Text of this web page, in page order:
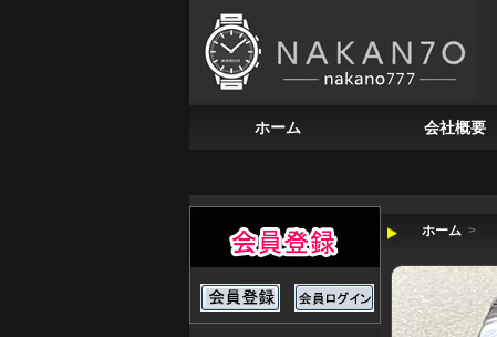
ホーム 会社概要
ホーム >